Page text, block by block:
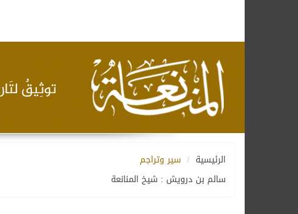
الرئيسية
سير وتراجم
سالم بن درويش : شيخ المنانعة